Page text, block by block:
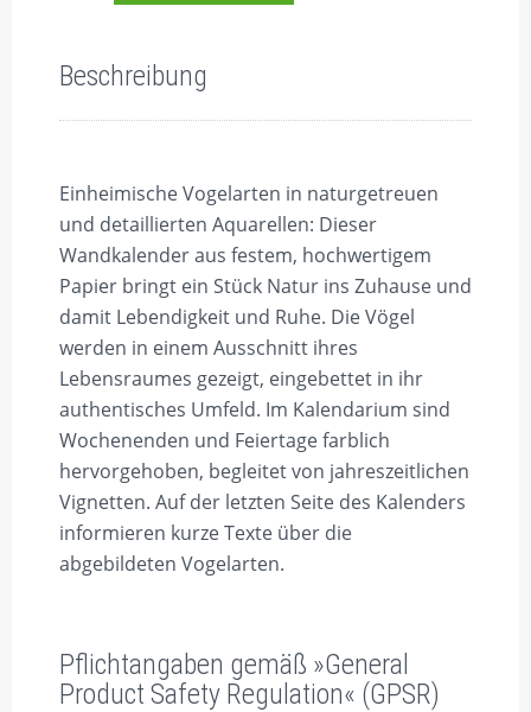
Beschreibung
Einheimische Vogelarten in naturgetreuen
und detaillierten Aquarellen: Dieser
Wandkalender aus festem, hochwertigem
Papier bringt ein Stück Natur ins Zuhause und
damit Lebendigkeit und Ruhe. Die Vögel
werden in einem Ausschnitt ihres
Lebensraumes gezeigt, eingebettet in ihr
authentisches Umfeld. Im Kalendarium sind
Wochenenden und Feiertage farblich
hervorgehoben, begleitet von jahreszeitlichen
Vignetten. Auf der letzten Seite des Kalenders
informieren kurze Texte über die
abgebildeten Vogelarten.
Pflichtangaben gemäß »General
Product Safety Regulation« (GPSR)